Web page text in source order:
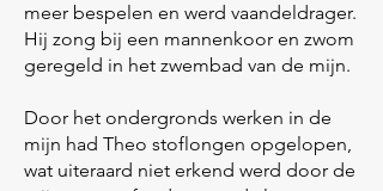
meer bespelen en werd vaandeldrager.
Hij zong bij een mannenkoor en zwom
geregeld in het zwembad van de mijn.
Door het ondergronds werken in de
mijn had Theo stoflongen opgelopen,
wat uiteraard niet erkend werd door de